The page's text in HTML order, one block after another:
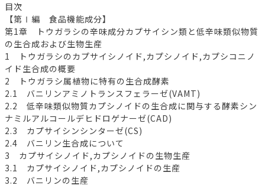
目次
【第Ⅰ編 食品機能成分】
第1章 トウガラシの辛味成分カプサイシン類と低辛味類似物質
の生合成および生物生産
1 トウガラシのカプサイシノイド,カプシノイド,カプシコニノ
イド生合成の概要
2 トウガラシ属植物に特有の生合成酵素
2.1 バニリンアミノトランスフェラーゼ(VAMT)
2.2 低辛味類似物質カプシノイドの生合成に関与する酵素シン
ナミルアルコールデヒドロゲナーゼ(CAD)
2.3 カプサイシンシンターゼ(CS)
2.4 バニリン生合成について
3 カプサイシノイド,カプシノイドの生物生産
3.1 カプサイシノイド,カプシノイドの生産
3.2 バニリンの生産